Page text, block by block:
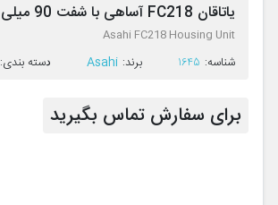
یاتاقان FC218 آساهی با شفت 90 میلی متر
Asahi FC218 Housing Unit
ﺷﻨﺎﺳﻪ: 1645 ﺑﺮﻧﺪ: Asahi ﺩﺳﺘﻪ ﺑﻨﺪی:
برای سفارش تماس بگیرید